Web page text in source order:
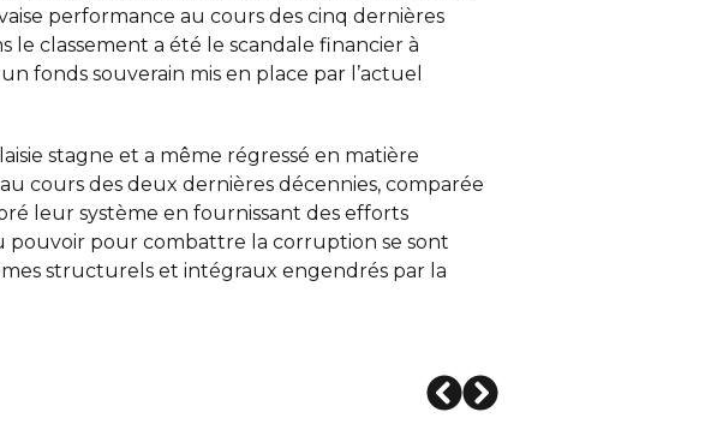
performance au cours des cinq dernières
classement a été le scandale financier à
fonds souverain mis en place par l’actuel
stagne et a même régressé en matière
cours des deux dernières décennies, comparée
leur système en fournissant des efforts
pouvoir pour combattre la corruption se sont
structurels et intégraux engendrés par la